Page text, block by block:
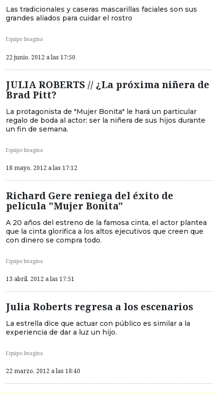
Las tradicionales y caseras mascarillas faciales son sus
grandes aliados para cuidar el rostro
Equipo Imagina
22 junio, 2012 a las 17:50
JULIA ROBERTS // ¿La próxima niñera de
Brad Pitt?
La protagonista de "Mujer Bonita" le hará un particular
regalo de boda al actor: ser la niñera de sus hijos durante
un fin de semana.
Equipo Imagina
18 mayo, 2012 a las 17:12
Richard Gere reniega del éxito de
película "Mujer Bonita"
A 20 años del estreno de la famosa cinta, el actor plantea
que la cinta glorifica a los altos ejecutivos que creen que
con dinero se compra todo.
Equipo Imagina
13 abril, 2012 a las 17:51
Julia Roberts regresa a los escenarios
La estrella dice que actuar con público es similar a la
experiencia de dar a luz un hijo.
Equipo Imagina
22 marzo, 2012 a las 18:40